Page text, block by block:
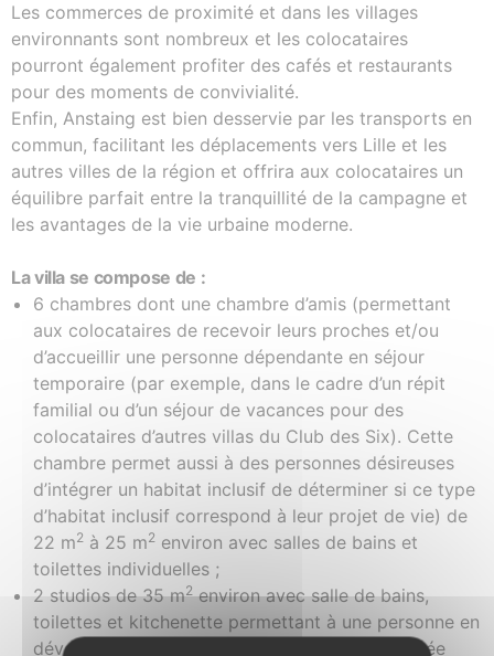
Les commerces de proximité et dans les villages
environnants sont nombreux et les colocataires
pourront également profiter des cafés et restaurants
pour des moments de convivialité.
Enfin, Anstaing est bien desservie par les transports en
commun, facilitant les déplacements vers Lille et les
autres villes de la région et offrira aux colocataires un
équilibre parfait entre la tranquillité de la campagne et
les avantages de la vie urbaine moderne.
La villa se compose de :
6 chambres dont une chambre d’amis (permettant
aux colocataires de recevoir leurs proches et/ou
d’accueillir une personne dépendante en séjour
temporaire (par exemple, dans le cadre d’un répit
familial ou d’un séjour de vacances pour des
colocataires d’autres villas du Club des Six). Cette
chambre permet aussi à des personnes désireuses
d’intégrer un habitat inclusif de déterminer si ce type
d’habitat inclusif correspond à leur projet de vie) de
22 m2 à 25 m2 environ avec salles de bains et
toilettes individuelles ;
2 studios de 35 m2environ avec salle de bains,
toilettes et kitchenette permettant à une personne en
développement d’autonomie d’être accompagnée